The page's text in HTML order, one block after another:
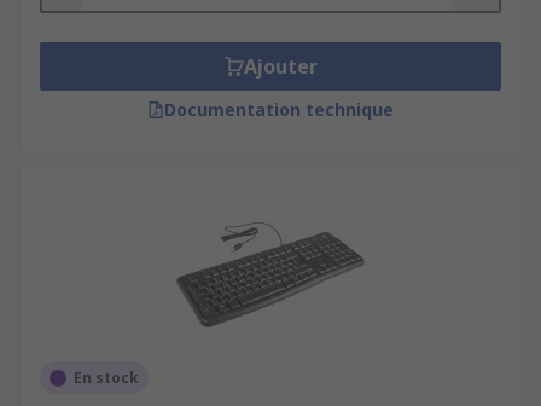
Ajouter
Documentation technique
En stock